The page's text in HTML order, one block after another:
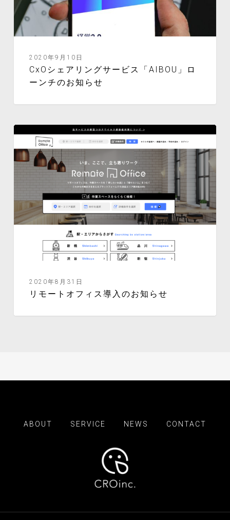
2020年9月10日
CxOシェアリングサービス「AIBOU」ロ
ーンチのお知らせ
news
2020年8月31日
リモートオフィス導入のお知らせ
ABOUT SERVICE NEWS CONTACT